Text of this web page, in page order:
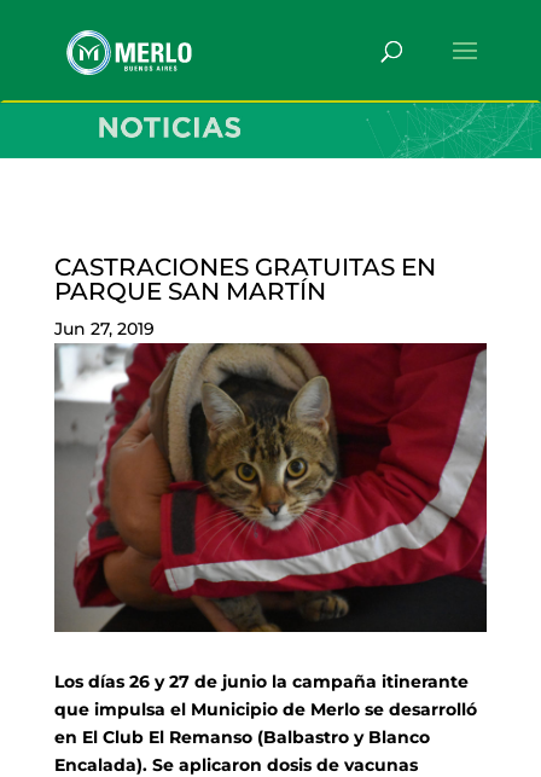
CASTRACIONES GRATUITAS EN
PARQUE SAN MARTÍN
Jun 27, 2019
Los días 26 y 27 de junio la campaña itinerante
que impulsa el Municipio de Merlo se desarrolló
en El Club El Remanso (Balbastro y Blanco
Encalada). Se aplicaron dosis de vacunas